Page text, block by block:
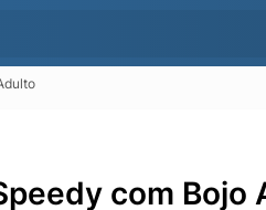
com Bojo